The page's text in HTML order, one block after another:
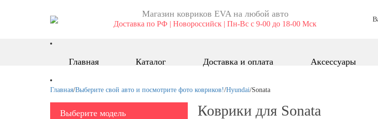
Магазин ковриков EVA ​на любой авто
Доставка по РФ | Новороссийск | Пн-Вс с 9-00 до 18-00 Мск
Главная Каталог Доставка и оплата Аксессуары
Главная/Выберите свой авто и посмотрите фото ковриков!/Hyundai/Sonata
Выберите модель Коврики для Sonata